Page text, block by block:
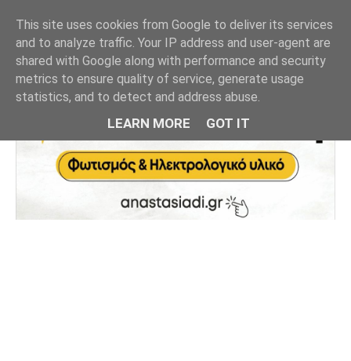
This site uses cookies from Google to deliver its services
and to analyze traffic. Your IP address and user-agent are
shared with Google along with performance and security
metrics to ensure quality of service, generate usage
statistics, and to detect and address abuse.
LEARN MORE GOT IT